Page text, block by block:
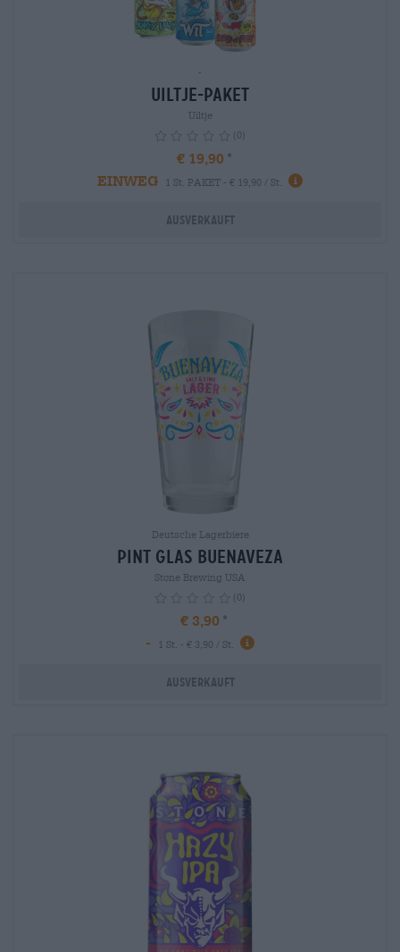
-
Uiltje-Paket
Uiltje
(0)
€ 19,90
EINWEG
1 St. PAKET - € 19,90 / St. info
Ausverkauft
Deutsche Lagerbiere
Pint Glas Buenaveza
Stone Brewing USA
(0)
€ 3,90
-
1 St. - € 3,90 / St. info
Ausverkauft